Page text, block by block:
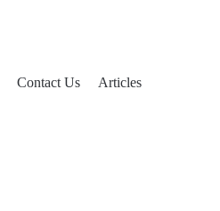
Contact Us Articles